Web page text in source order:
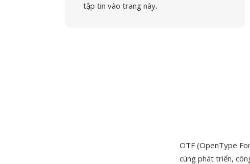
tập tin vào trang này.
OTF (OpenType
cùng phát triển,